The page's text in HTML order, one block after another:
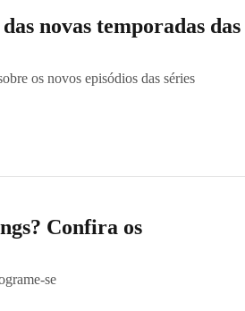
novas temporadas das
os novos episódios das séries
Confira os
se